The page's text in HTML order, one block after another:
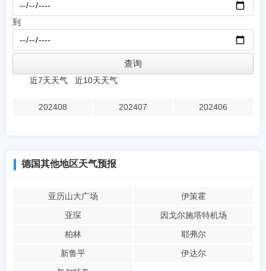
到
近7天天气 近10天天气
202408 202407 202406
德国其他地区天气预报
亚历山大广场
伊策霍
亚琛
因戈尔施塔特机场
柏林
耶弗尔
新鲁平
伊达尔